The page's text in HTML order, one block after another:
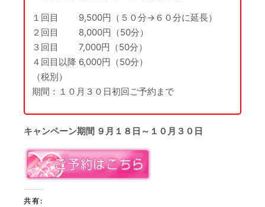
１回目 9,500円（５０分→６０分に延長）
２回目 8,000円（50分）
３回目 7,000円（50分）
４回目以降 6,000円（50分）
（税別）
期間：１０月３０日初回ご予約まで
キャンペーン期間 ９月１８日～１０月３０日
共有: